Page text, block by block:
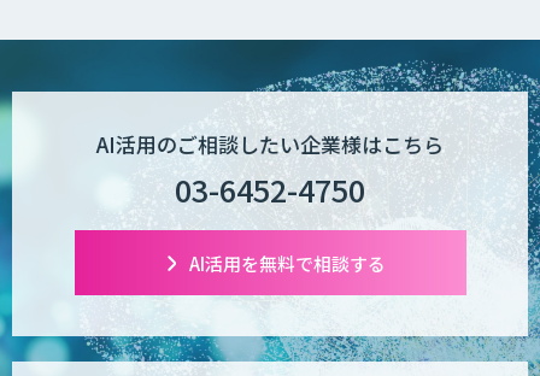
AI活用のご相談したい企業様はこちら
03-6452-4750
AI活用を無料で相談する